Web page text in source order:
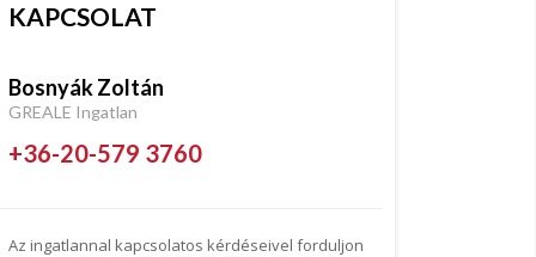
KAPCSOLAT
Bosnyák Zoltán
GREALE Ingatlan
+36-20-579 3760
Az ingatlannal kapcsolatos kérdéseivel forduljon